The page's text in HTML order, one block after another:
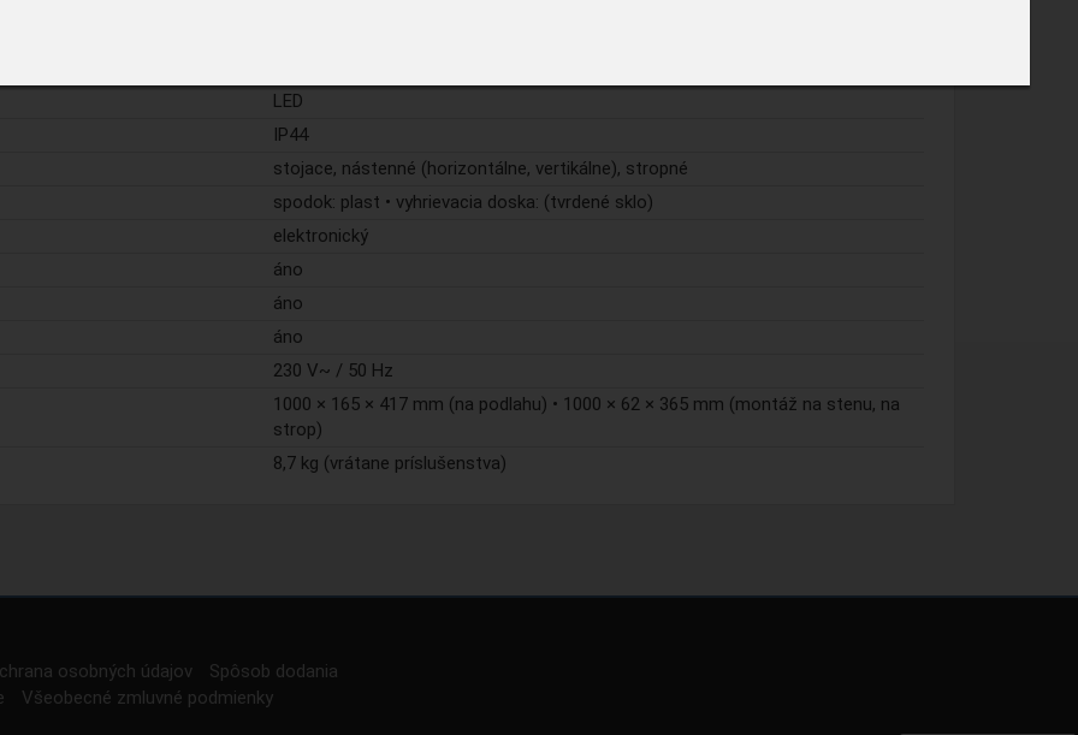
LED
IP44
stojace, nástenné (horizontálne, vertikálne), stropné
spodok: plast • vyhrievacia doska: (tvrdené sklo)
elektronický
áno
áno
áno
230 V~ / 50 Hz
1000 × 165 × 417 mm (na podlahu) • 1000 × 62 × 365 mm (montáž na stenu, na
strop)
8,7 kg (vrátane príslušenstva)
osobných údajov
Spôsob dodania
Všeobecné zmluvné podmienky